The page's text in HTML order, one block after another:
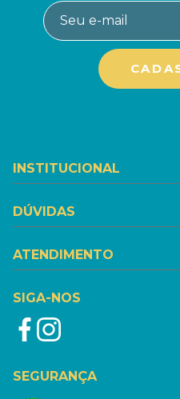
INSTITUCIONAL
DÚVIDAS
ATENDIMENTO
SIGA-NOS
SEGURANÇA